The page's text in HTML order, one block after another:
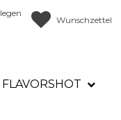
Wunschzettel
FLAVORSHOT